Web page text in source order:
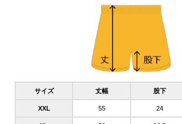
サイズ 丈幅 股下
XXL 55 24